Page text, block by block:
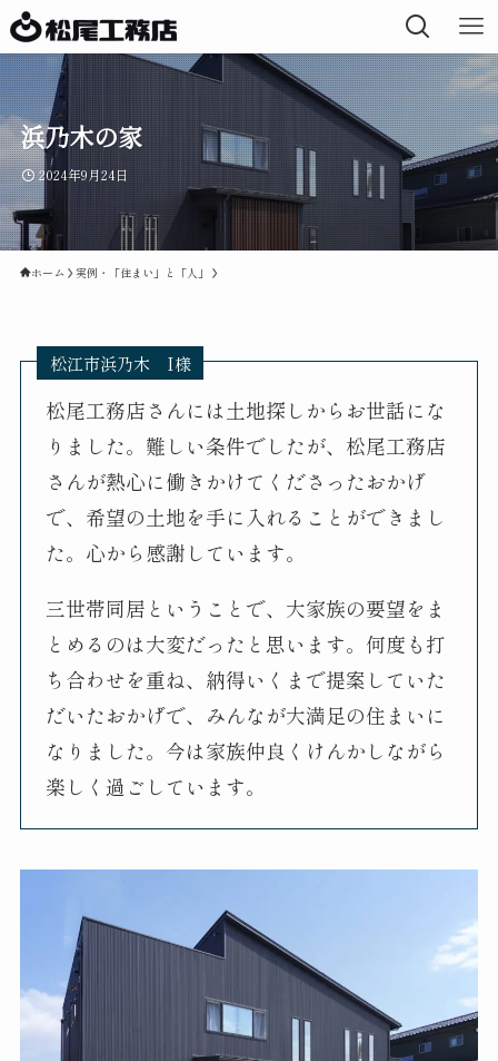
浜乃木の家
2024年9月24日
ホーム 実例・「住まい」と「人」
松江市浜乃木 I様
松尾工務店さんには土地探しからお世話にな
りました。難しい条件でしたが、松尾工務店
さんが熱心に働きかけてくださったおかげ
で、希望の土地を手に入れることができまし
た。心から感謝しています。
三世帯同居ということで、大家族の要望をま
とめるのは大変だったと思います。何度も打
ち合わせを重ね、納得いくまで提案していた
だいたおかげで、みんなが大満足の住まいに
なりました。今は家族仲良くけんかしながら
楽しく過ごしています。